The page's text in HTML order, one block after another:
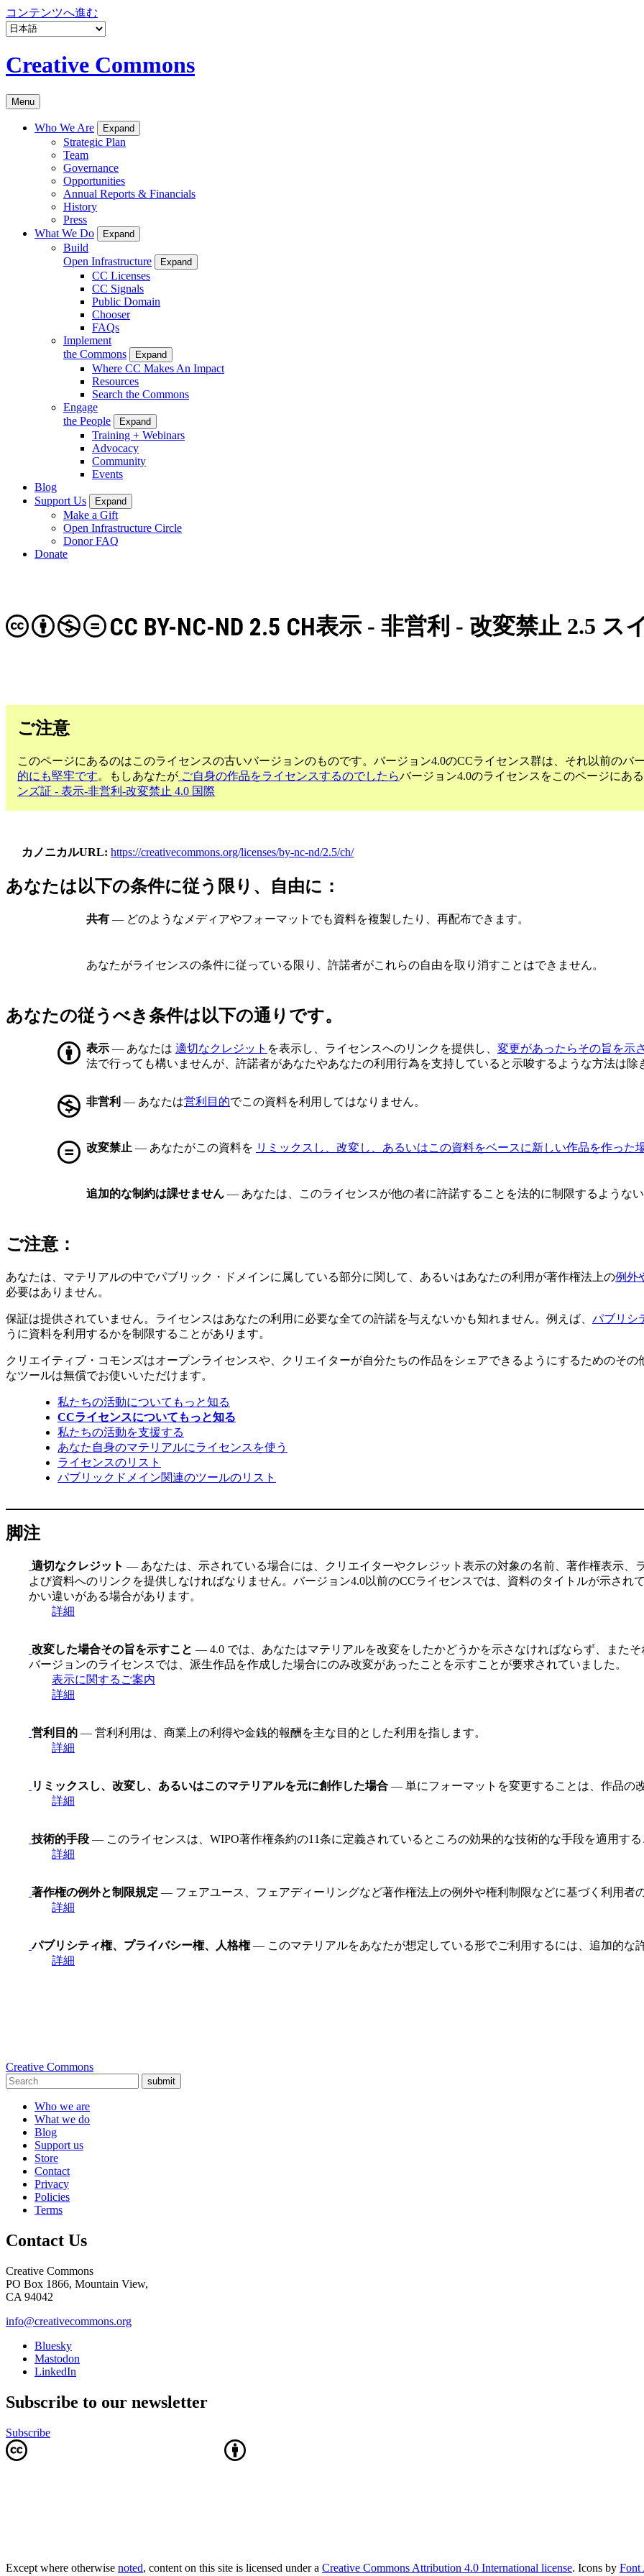
コンテンツへ進む
Creative Commons
Menu
Who We Are Expand
Strategic Plan
Team
Governance
Opportunities
Annual Reports & Financials
History
Press
What We Do
Expand
Build
Open Infrastructure
Expand
CC Licenses
CC Signals
Public Domain
Chooser
FAQs
Implement
the Commons
Expand
Where CC Makes An Impact
Resources
Search the Commons
Engage
the People
Expand
Training + Webinars
Advocacy
Community
Events
Blog
Support Us
Expand
Make a Gift
Open Infrastructure Circle
Donor FAQ
Donate
表示 - 非営利 - 改変禁止 2.5 ス
CC BY-NC-ND 2.5 CH
ご注意
このページにあるのはこのライセンスの古いバージョンのものです。バージョン4.0のCCライセンス群は、それ以前のバ
的にも堅牢です。もしあなたが ご自身の作品をライセンスするのでしたらバージョン4.0のライセンスをこのページにあ
ンズ証 - 表示-非営利-改変禁止 4.0 国際
カノニカルURL https://creativecommons.org/licenses/by-nc-nd/2.5/ch/
あなたは以下の条件に従う限り、自由に：
共有 — どのようなメディアやフォーマットでも資料を複製したり、再配布できます。
あなたがライセンスの条件に従っている限り、許諾者がこれらの自由を取り消すことはできません。
あなたの従うべき条件は以下の通りです。
表示 — あなたは 適切なクレジット を表示し、ライセンスへのリンクを提供し、 変更があったらその旨を示さ
法で行っても構いませんが、許諾者があなたやあなたの利用行為を支持していると示唆するような方法は除
非営利 — あなたは営利目的でこの資料を利用してはなりません。
改変禁止 — あなたがこの資料を リミックスし、改変し、あるいはこの資料をベースに新しい作品を作った
追加的な制約は課せません — あなたは、このライセンスが他の者に許諾することを法的に制限するような
ご注意：
あなたは、マテリアルの中でパブリック・ドメインに属している部分に関して、あるいはあなたの利用が著作権法上の例外
必要はありません。
保証は提供されていません。ライセンスはあなたの利用に必要な全ての許諾を与えないかも知れません。例えば、 パブリシ
うに資料を利用するかを制限することがあります。
クリエイティブ・コモンズはオープンライセンスや、クリエイターが自分たちの作品をシェアできるようにするためのそ
なツールは無償でお使いいただけます。
私たちの活動についてもっと知る
CCライセンスについてもっと知る
私たちの活動を支援する
あなた自身のマテリアルにライセンスを使う
ライセンスのリスト
パブリックドメイン関連のツールのリスト
脚注
適切なクレジット — あなたは、示されている場合には、クリエイターやクレジット表示の対象の名前、著作権表示、
よび資料へのリンクを提供しなければなりません。バージョン4.0以前のCCライセンスでは、資料のタイトルが示さ
かい違いがある場合があります。
詳細
改変した場合その旨を示すこと — 4.0 では、あなたはマテリアルを改変をしたかどうかを示さなければならず、また
バージョンのライセンスでは、派生作品を作成した場合にのみ改変があったことを示すことが要求されていました。
表示に関するご案内
詳細
営利目的 — 営利利用は、商業上の利得や金銭的報酬を主な目的とした利用を指します。
詳細
リミックスし、改変し、あるいはこのマテリアルを元に創作した場合 — 単にフォーマットを変更することは、作品の
詳細
技術的手段 — このライセンスは、WIPO著作権条約の11条に定義されているところの効果的な技術的な手段を適用する
詳細
著作権の例外と制限規定 — フェアユース、フェアディーリングなど著作権法上の例外や権利制限などに基づく利用者
詳細
パブリシティ権、プライバシー権、人格権— このマテリアルをあなたが想定している形でご利用するには、追加的な
詳細
Creative Commons
submit
Who we are
What we do
Blog
Support us
Store
Contact
Privacy
Policies
Terms
Contact Us
Creative Commons
PO Box 1866, Mountain View,
CA 94042
info@creativecommons.org
Bluesky
Mastodon
LinkedIn
Subscribe to our newsletter
Subscribe
Except where otherwise noted, content on this site is licensed under a Creative Commons Attribution 4.0 International license. Icons by Font